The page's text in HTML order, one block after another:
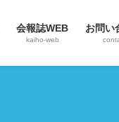
会報誌WEB
kaiho-web
お問い